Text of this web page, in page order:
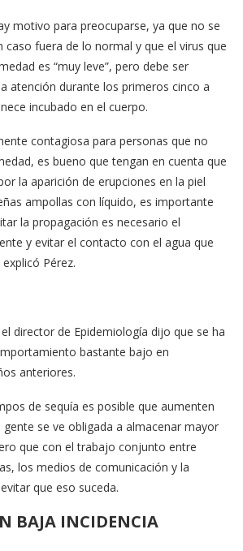
motivo para preocuparse, ya que no se
caso fuera de lo normal y que el virus que
es “muy leve”, pero debe ser
atención durante los primeros cinco a
incubado en el cuerpo.
contagiosa para personas que no
es bueno que tengan en cuenta que
la aparición de erupciones en la piel
ampollas con líquido, es importante
la propagación es necesario el
y evitar el contacto con el agua que
Pérez.
director de Epidemiología dijo que se ha
bastante bajo en
anteriores.
de sequía es posible que aumenten
se ve obligada a almacenar mayor
que con el trabajo conjunto entre
los medios de comunicación y la
que eso suceda.
BAJA INCIDENCIA